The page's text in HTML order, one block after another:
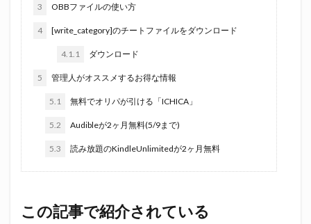
3 OBBファイルの使い方
4 [write_category]のチートファイルをダウンロード
4.1.1 ダウンロード
5 管理人がオススメするお得な情報
5.1 無料でオリパが引ける「ICHICA」
5.2 Audibleが2ヶ月無料(5/9まで)
5.3 読み放題のKindleUnlimitedが2ヶ月無料
この記事で紹介されている